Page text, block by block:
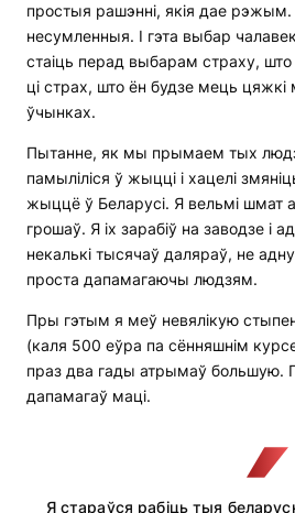
простыя рашэнні, якія дае рэжым.
несумленныя. І гэта выбар
стаіць перад выбарам страху,
ці страх, што ён будзе мець
ўчынках.
Пытанне, як мы прымаем тых
памыліліся ў жыцці і хацелі
жыццё ў Беларусі. Я вельмі шмат
грошаў. Я іх зарабіў на заводзе і
некалькі тысячаў даляраў, не
проста дапамагаючы людзям.
Пры гэтым я меў невялікую
(каля 500 еўра па сённяшнім
праз два гады атрымаў большую.
дапамагаў маці.
Я стараўся рабіць тыя